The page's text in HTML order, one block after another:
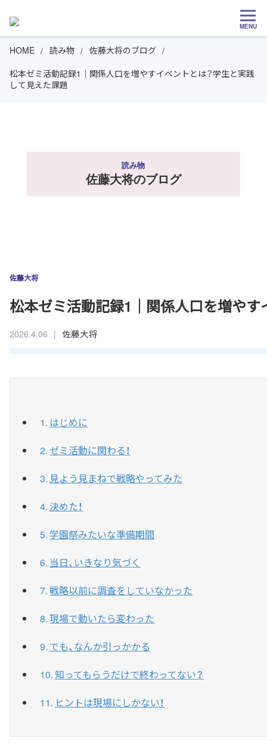
MENU
HOME 読み物
佐藤大将のブログ
松本ゼミ活動記録1｜関係人口を増やすイベントとは？学生と実践
して見えた課題
読み物
佐藤大将のブログ
佐藤大将
松本ゼミ活動記録1｜関係人口を増や
2026.4.06 | 佐藤大将
はじめに
ゼミ活動に関わる！
見よう見まねで戦略やってみた
決めた！
学園祭みたいな準備期間
当日、いきなり気づく
戦略以前に調査をしていなかった
現場で動いたら変わった
でも、なんか引っかかる
知ってもらうだけで終わってない？
ヒントは現場にしかない！